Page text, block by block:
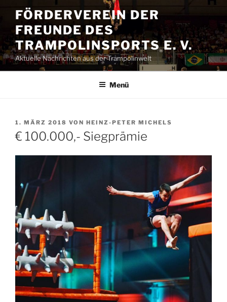
Inhalt
springen
FÖRDERVEREIN DER
FREUNDE DES
TRAMPOLINSPORTS E. V.
Aktuelle Nachrichten aus der Trampolinwelt
Menü
VERÖFFENTLICHT
AM
1. MÄRZ 2018 VON HEINZ-PETER MICHELS
€ 100.000,- Siegprämie